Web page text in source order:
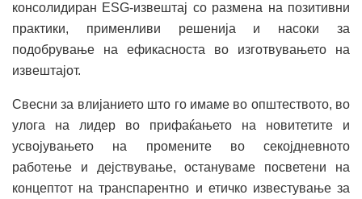
консолидиран ESG-извештај со размена на позитивни
практики, применливи решенија и насоки за
подобрување на ефикасноста во изготвувањето на
извештајот.
Свесни за влијанието што го имаме во општеството, во
улога на лидер во прифаќањето на новитетите и
усвојувањето на промените во секојдневното
работење и дејствување, остануваме посветени на
концептот на транспарентно и етичко известување за